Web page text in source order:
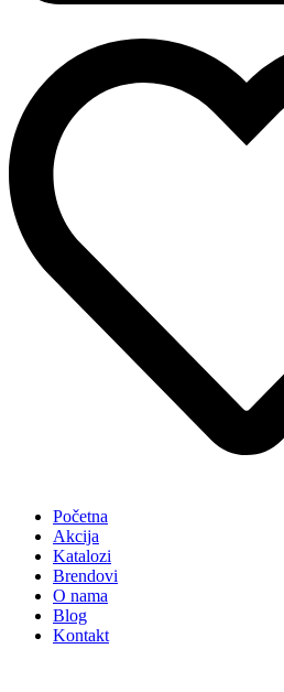
Početna
Akcija
Katalozi
Brendovi
O nama
Blog
Kontakt